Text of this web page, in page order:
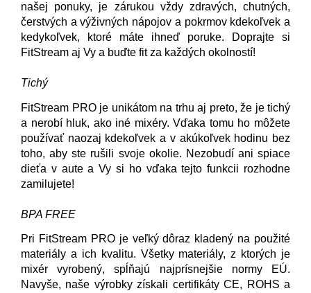
našej ponuky, je zárukou vždy zdravých, chutných,
čerstvých a výživných nápojov a pokrmov kdekoľvek a
kedykoľvek, ktoré máte ihneď poruke. Doprajte si
FitStream aj Vy a buďte fit za každých okolností!
Tichý
FitStream PRO je unikátom na trhu aj preto, že je tichý
a nerobí hluk, ako iné mixéry. Vďaka tomu ho môžete
používať naozaj kdekoľvek a v akúkoľvek hodinu bez
toho, aby ste rušili svoje okolie. Nezobudí ani spiace
dieťa v aute a Vy si ho vďaka tejto funkcii rozhodne
zamilujete!
BPA FREE
Pri FitStream PRO je veľký dôraz kladený na použité
materiály a ich kvalitu. Všetky materiály, z ktorých je
mixér vyrobený, spĺňajú najprísnejšie normy EÚ.
Navyše, naše výrobky získali certifikáty CE, ROHS a